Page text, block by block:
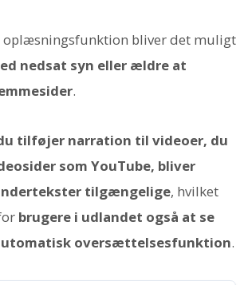
oplæsningsfunktion bliver det muligt
nedsat syn eller ældre at
.
tilføjer narration til videoer, du
som YouTube, bliver
tilgængelige, hvilket
brugere i udlandet også at se
oversættelsesfunktion.